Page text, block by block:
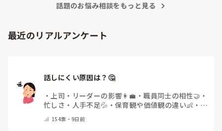
話題のお悩み相談をもっと見る
最近のリアルアンケート
話しにくい原因は？🤔
・ 上司・リーダーの影響👩‍💼 ・職員同士の相性🤝 ・
忙しさ・人手不足💦 ・ 保育観や価値観の違い👶 ・ 自
教えてください)
154票・9日前